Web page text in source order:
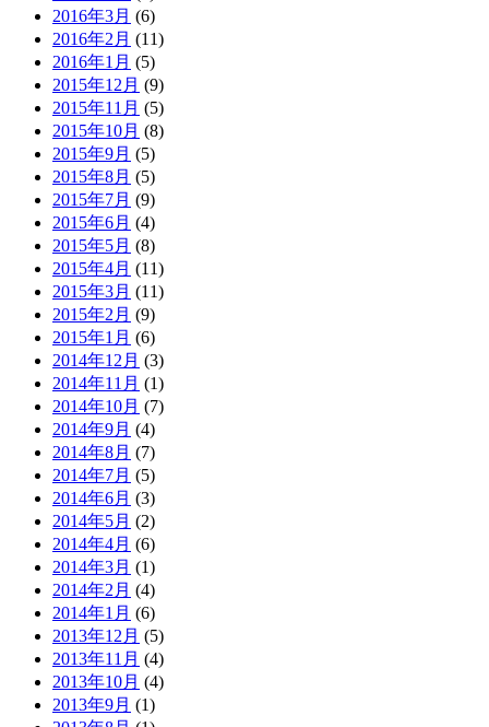
2016年3月 (6)
2016年2月 (11)
2016年1月 (5)
2015年12月 (9)
2015年11月 (5)
2015年10月 (8)
2015年9月 (5)
2015年8月 (5)
2015年7月 (9)
2015年6月 (4)
2015年5月 (8)
2015年4月 (11)
2015年3月 (11)
2015年2月 (9)
2015年1月 (6)
2014年12月 (3)
2014年11月 (1)
2014年10月 (7)
2014年9月 (4)
2014年8月 (7)
2014年7月 (5)
2014年6月 (3)
2014年5月 (2)
2014年4月 (6)
2014年3月 (1)
2014年2月 (4)
2014年1月 (6)
2013年12月 (5)
2013年11月 (4)
2013年10月 (4)
2013年9月 (1)